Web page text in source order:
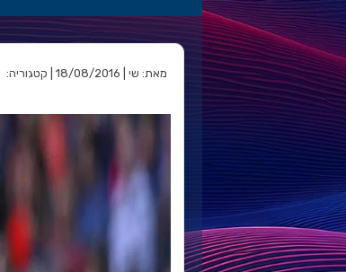
מאת: שי | 18/08/2016 | קטגוריה: